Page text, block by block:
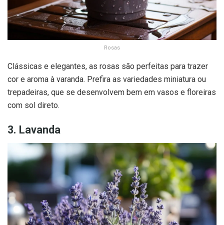
Rosas
Clássicas e elegantes, as rosas são perfeitas para trazer
cor e aroma à varanda. Prefira as variedades miniatura ou
trepadeiras, que se desenvolvem bem em vasos e floreiras
com sol direto.
3. Lavanda